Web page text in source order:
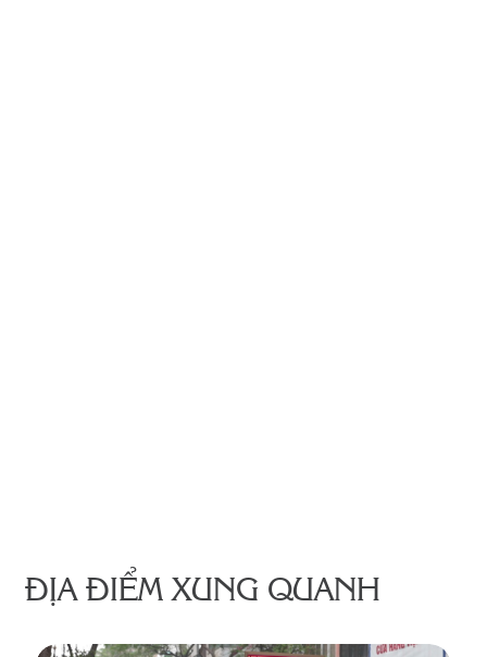
ĐỊA ĐIỂM XUNG QUANH